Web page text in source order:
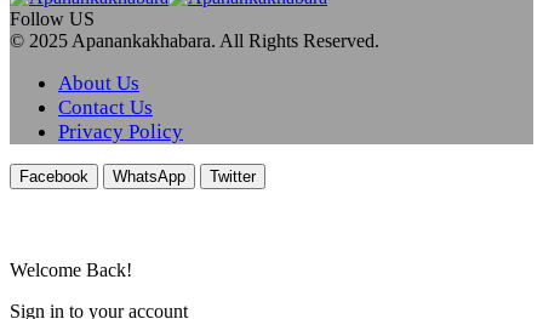
Follow US
© 2025 Apanankakhabara. All Rights Reserved.
About Us
Contact Us
Privacy Policy
Facebook WhatsApp Twitter
Welcome Back!
Sign in to your account